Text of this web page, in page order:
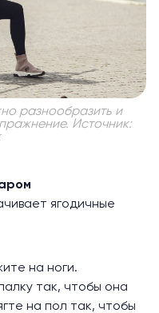
разнообразить и
Источник:
ягодичные
на ноги.
так, чтобы она
на пол так, чтобы